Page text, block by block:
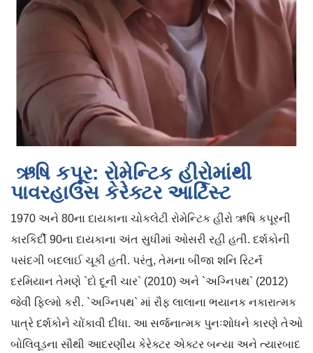
ઋષિ કપૂર: રોમેન્ટિક હીરોમાંથી
પાવરહાઉસ કેરેક્ટર આર્ટિસ્ટ
1970 અને 80ના દાયકાના ચોકલેટી રોમેન્ટિક હીરો ઋષિ કપૂરની
કારકિર્દી 90ના દાયકાના અંત સુધીમાં ઓસરી રહી હતી. દર્શકોની
પસંદગી બદલાઈ ચૂકી હતી. પરંતુ, તેમના બીજા શનિ રિટર્ન
દરમિયાન તેમણે `દો દૂની ચાર` (2010) અને `અગ્નિપથ` (2012)
જેવી ફિલ્મો કરી. `અગ્નિપથ` માં રૌફ લાલાના ભયાનક નકારાત્મક
પાત્રે દર્શકોને ચોંકાવી દીધા. આ સર્જનાત્મક પુનઃશોધને કારણે તેઓ
બોલિવૂડના સૌથી આદરણીય કેરેક્ટર એક્ટર બન્યા અને ત્યારબાદ